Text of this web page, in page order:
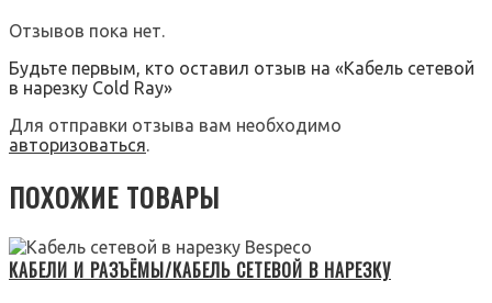
Отзывов пока нет.
Будьте первым, кто оставил отзыв на «Кабель сетевой
в нарезку Cold Ray»
Для отправки отзыва вам необходимо
авторизоваться.
ПОХОЖИЕ ТОВАРЫ
КАБЕЛИ И РАЗЪЁМЫ/КАБЕЛЬ СЕТЕВОЙ В НАРЕЗКУ